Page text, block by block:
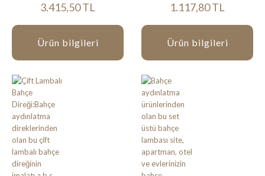
3.415,50 TL
Ürün bilgileri
1.117,80 TL
Ürün bilgileri